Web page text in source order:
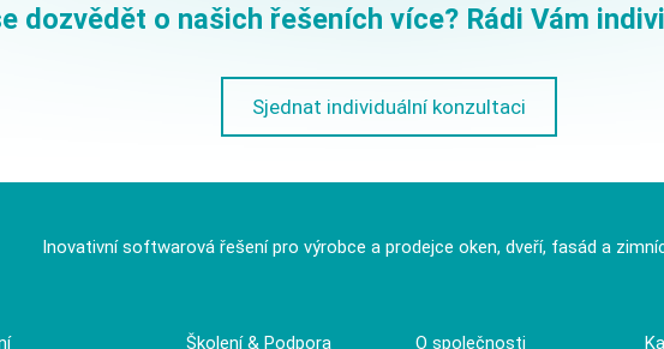
dozvědět o našich řešeních více? Rádi Vám
Sjednat individuální konzultaci
Inovativní softwarová řešení pro výrobce a prodejce oken, dveří, fasád a
Školení & Podpora O společnosti